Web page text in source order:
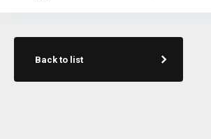
Back to list